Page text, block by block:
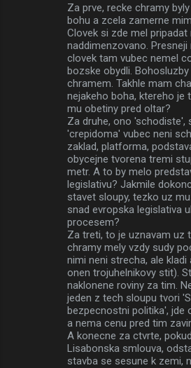
Za prve, recke chramy
bohu a zcela zamerne
Clovek si zde mel pripadat
naddimenzovano.
clovek tam vubec nemel
bozske obydli.
chramem. Takhle mam
nejakeho boha, ktereho je
mu obetiny pred oltar?
Za druhe, ono 'schodiste',
'crepidoma' vubec neni
zaklad, platforma,
obycejne tvorena tremi
metr. A to by melo
legislativu? Jakmile
stavet sloupy, tezko uz
snad evropska legislativa
procesem?
Za treti, to je uznavam uz
chramy mely vzdy sudy
nimi neni strecha, ale
onen trojuhelnikovy stit).
naklonene roviny za tim.
jeden z tech sloupu tvori
bezpecnostni politika', jde
a nema cenu pred tim
A konecne za ctvrte,
Lisabonska smlouva,
stavba se sesune k zemi,